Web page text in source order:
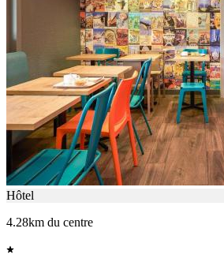
Hôtel
4.28km du centre